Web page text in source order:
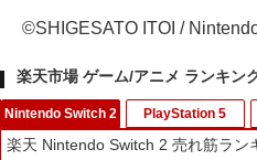
©SHIGESATO ITOI /
楽天市場 ゲーム/アニメ ランキン
Nintendo Switch 2
楽天 Nintendo Switch 2 売れ筋ラン
PlayStation 5